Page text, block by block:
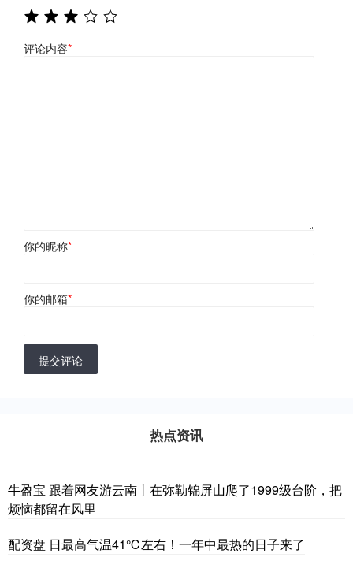
评论内容*
你的昵称*
你的邮箱*
提交评论
热点资讯
牛盈宝 跟着网友游云南丨在弥勒锦屏山爬了1999级台阶，把
烦恼都留在风里
配资盘 日最高气温41℃左右！一年中最热的日子来了